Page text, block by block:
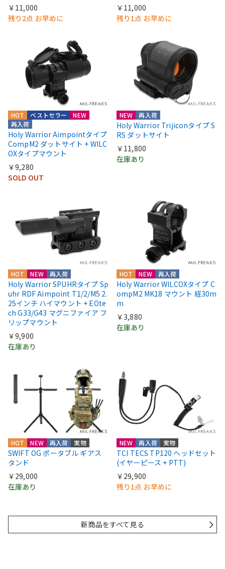
￥11,000
残り2点 お早めに
￥11,000
残り1点 お早めに
HOT
NEW
再入荷
ベストセラー
Holy Warrior Aimpointタイプ
CompM2 ダットサイト + WILC
OXタイプマウント
￥9,280
SOLD OUT
NEW 再入荷
Holy Warrior Trijiconタイプ S
RS ダットサイト
￥11,800
在庫あり
HOT NEW 再入荷
Holy Warrior SPUHRタイプ Sp
uhr RDF Aimpoint T1/2/M5 2.
25インチ ハイマウント + EOte
ch G33/G43 マグニファイア フ
リップマウント
￥9,900
在庫あり
HOT NEW 再入荷
Holy Warrior WILCOXタイプ C
ompM2 MK18 マウント 経30m
m
￥3,880
在庫あり
HOT NEW 再入荷 実物
SWIFT OG ポータブル ギアス
タンド
￥29,000
在庫あり
NEW 再入荷 実物
TCI TECS TP120 ヘッドセット
(イヤーピース + PTT)
￥29,900
残り1点 お早めに
新商品をすべて見る